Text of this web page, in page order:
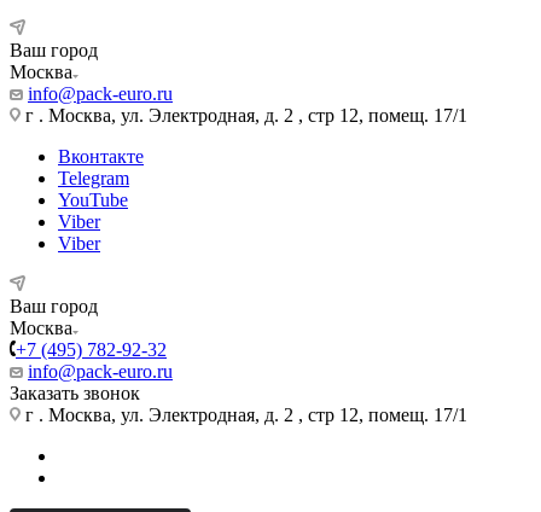
Ваш город
Москва
info@pack-euro.ru
г . Москва, ул. Электродная, д. 2 , стр 12, помещ. 17/1
Вконтакте
Telegram
YouTube
Viber
Viber
Ваш город
Москва
+7 (495) 782-92-32
info@pack-euro.ru
Заказать звонок
г . Москва, ул. Электродная, д. 2 , стр 12, помещ. 17/1